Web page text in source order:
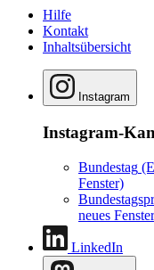
Hilfe
Kontakt
Inhaltsübersicht
Instagram
Instagram-
Bundestag
Fenster)
neues
LinkedIn